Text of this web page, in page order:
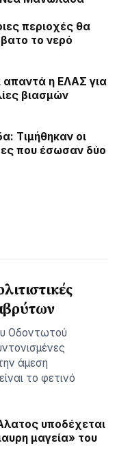
περιοχές θα
το νερό
απαντά η ΕΛΑΣ για
βιασμών
Τιµήθηκαν οι
που έσωσαν δύο
Οδοντωτού
άμεση
το φετινό
υποδέχεται
μαγεία» του